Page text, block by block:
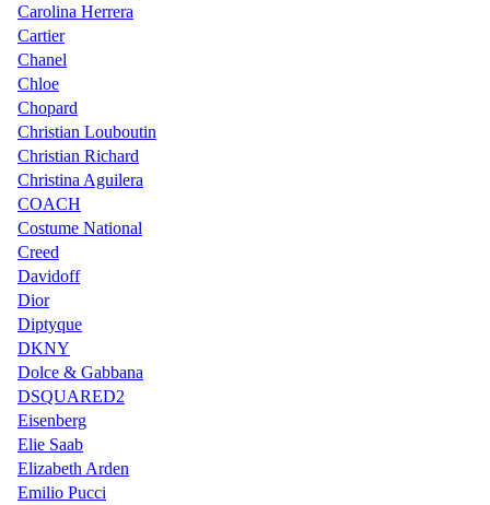
Carolina Herrera
Cartier
Chanel
Chloe
Chopard
Christian Louboutin
Christian Richard
Christina Aguilera
COACH
Costume National
Creed
Davidoff
Dior
Diptyque
DKNY
Dolce & Gabbana
DSQUARED2
Eisenberg
Elie Saab
Elizabeth Arden
Emilio Pucci